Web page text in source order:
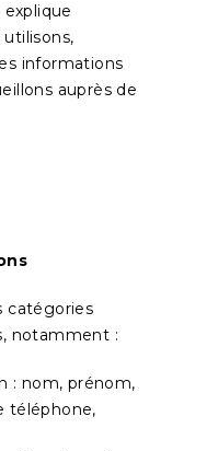
informations
auprès de
catégories
notamment :
: nom, prénom,
téléphone,